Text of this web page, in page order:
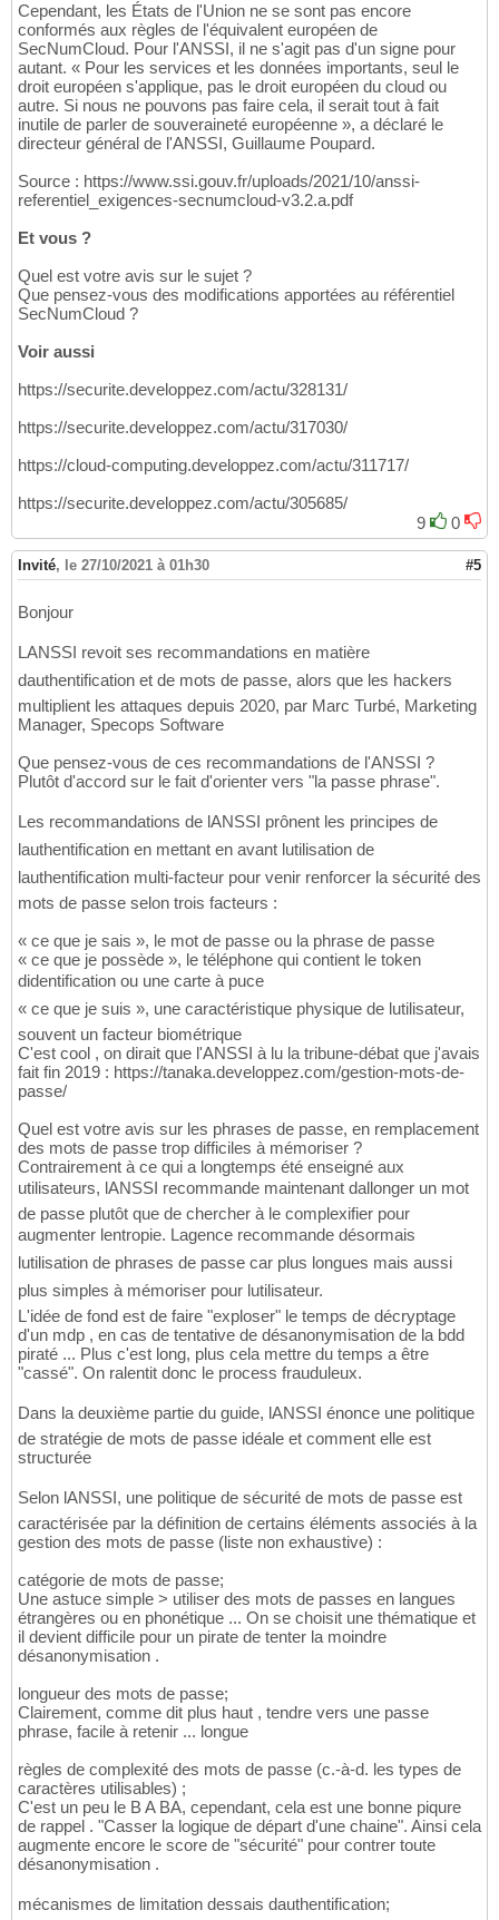
Cependant, les États de l'Union ne se sont pas encore
conformés aux règles de l'équivalent européen de
SecNumCloud. Pour l'ANSSI, il ne s'agit pas d'un signe pour
autant. « Pour les services et les données importants, seul le
droit européen s'applique, pas le droit européen du cloud ou
autre. Si nous ne pouvons pas faire cela, il serait tout à fait
inutile de parler de souveraineté européenne », a déclaré le
directeur général de l'ANSSI, Guillaume Poupard.
Source : https://www.ssi.gouv.fr/uploads/2021/10/anssi-
referentiel_exigences-secnumcloud-v3.2.a.pdf
Et vous ?
Quel est votre avis sur le sujet ?
Que pensez-vous des modifications apportées au référentiel
SecNumCloud ?
Voir aussi
https://securite.developpez.com/actu/328131/
https://securite.developpez.com/actu/317030/
https://cloud-computing.developpez.com/actu/311717/
https://securite.developpez.com/actu/305685/
9
0
Invité, le 27/10/2021 à 01h30 #5
Bonjour
LANSSI revoit ses recommandations en matière
dauthentification et de mots de passe, alors que les hackers
multiplient les attaques depuis 2020, par Marc Turbé, Marketing
Manager, Specops Software
Que pensez-vous de ces recommandations de l'ANSSI ?
Plutôt d'accord sur le fait d'orienter vers "la passe phrase".
Les recommandations de lANSSI prônent les principes de
lauthentification en mettant en avant lutilisation de
lauthentification multi-facteur pour venir renforcer la sécurité des
mots de passe selon trois facteurs :
« ce que je sais », le mot de passe ou la phrase de passe
« ce que je possède », le téléphone qui contient le token
didentification ou une carte à puce
« ce que je suis », une caractéristique physique de lutilisateur,
souvent un facteur biométrique
C'est cool , on dirait que l'ANSSI à lu la tribune-débat que j'avais
fait fin 2019 : https://tanaka.developpez.com/gestion-mots-de-
passe/
Quel est votre avis sur les phrases de passe, en remplacement
des mots de passe trop difficiles à mémoriser ?
Contrairement à ce qui a longtemps été enseigné aux
utilisateurs, lANSSI recommande maintenant dallonger un mot
de passe plutôt que de chercher à le complexifier pour
augmenter lentropie. Lagence recommande désormais
lutilisation de phrases de passe car plus longues mais aussi
plus simples à mémoriser pour lutilisateur.
L'idée de fond est de faire "exploser" le temps de décryptage
d'un mdp , en cas de tentative de désanonymisation de la bdd
piraté ... Plus c'est long, plus cela mettre du temps a être
"cassé". On ralentit donc le process frauduleux.
Dans la deuxième partie du guide, lANSSI énonce une politique
de stratégie de mots de passe idéale et comment elle est
structurée
Selon lANSSI, une politique de sécurité de mots de passe est
caractérisée par la définition de certains éléments associés à la
gestion des mots de passe (liste non exhaustive) :
catégorie de mots de passe;
Une astuce simple > utiliser des mots de passes en langues
étrangères ou en phonétique ... On se choisit une thématique et
il devient difficile pour un pirate de tenter la moindre
désanonymisation .
longueur des mots de passe;
Clairement, comme dit plus haut , tendre vers une passe
phrase, facile à retenir ... longue
règles de complexité des mots de passe (c.-à-d. les types de
caractères utilisables) ;
C'est un peu le B A BA, cependant, cela est une bonne piqure
de rappel . "Casser la logique de départ d'une chaine". Ainsi cela
augmente encore le score de "sécurité" pour contrer toute
désanonymisation .
mécanismes de limitation dessais dauthentification;